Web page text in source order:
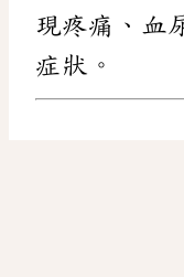
現疼痛、血
症狀。